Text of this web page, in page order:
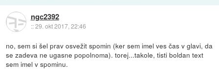
ngc2392
::29. okt 2017, 22:46
no, sem si šel prav osvežit spomin (ker sem imel ves čas v glavi, da
se zadeva ne ugasne popolnoma). torej...takole, tisti boldan text
sem imel v spominu.